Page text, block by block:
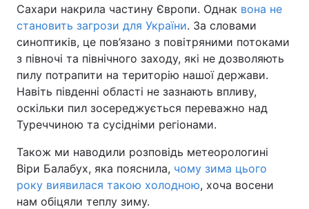
Сахари накрила частину Європи. Однак вона не
становить загрози для України. За словами
синоптиків, це пов’язано з повітряними потоками
з півночі та північного заходу, які не дозволяють
пилу потрапити на територію нашої держави.
Навіть південні області не зазнають впливу,
оскільки пил зосереджується переважно над
Туреччиною та сусідніми регіонами.
Також ми наводили розповідь метеорологині
Віри Балабух, яка пояснила, чому зима цього
року виявилася такою холодною, хоча восени
нам обіцяли теплу зиму.